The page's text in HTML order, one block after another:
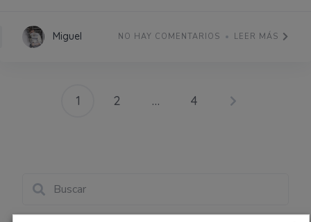
Miguel NO HAY COMENTARIOS LEER MÁS
1 2 … 4